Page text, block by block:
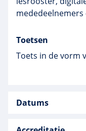
Toetsen
Toets in de vorm
Datums